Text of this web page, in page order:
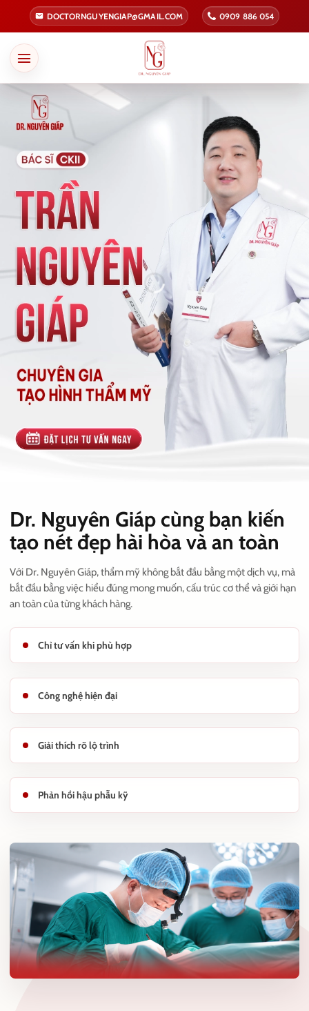
dung
DOCTORNGUYENGIAP@GMAIL.COM 0909 886 054
Dr. Nguyên Giáp cùng bạn kiến
tạo nét đẹp hài hòa và an toàn
Với Dr. Nguyên Giáp, thẩm mỹ không bắt đầu bằng một dịch vụ, mà
bắt đầu bằng việc hiểu đúng mong muốn, cấu trúc cơ thể và giới hạn
an toàn của từng khách hàng.
Chỉ tư vấn khi phù hợp
Công nghệ hiện đại
Giải thích rõ lộ trình
Phản hồi hậu phẫu kỹ